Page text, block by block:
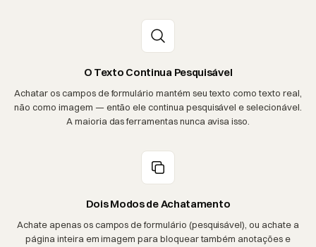
O Texto Continua Pesquisável
Achatar os campos de formulário mantém seu texto como texto real,
não como imagem — então ele continua pesquisável e selecionável.
A maioria das ferramentas nunca avisa isso.
Dois Modos de Achatamento
Achate apenas os campos de formulário (pesquisável), ou achate a
página inteira em imagem para bloquear também anotações e